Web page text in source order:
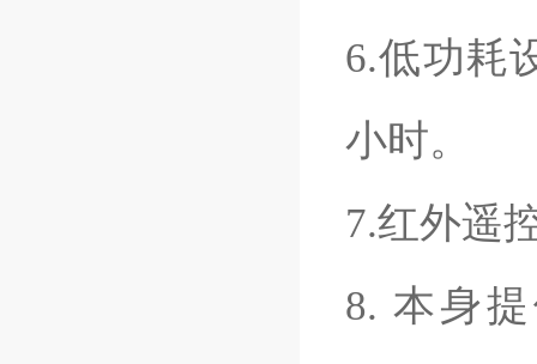
6.低功耗
小时。
7.红外遥
8. 本身